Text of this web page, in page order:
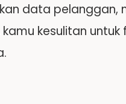
data pelanggan,
kesulitan